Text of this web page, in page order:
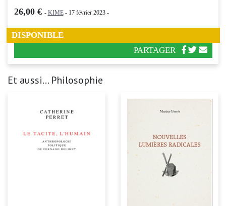
26,00 € - KIME- 17 février 2023 -
DISPONIBLE
PARTAGER
Et aussi... Philosophie